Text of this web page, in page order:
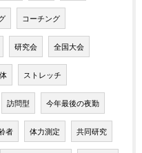
コーチング
研究会 全国大会
ストレッチ
訪問型 今年最後の夜勤
者 体力測定 共同研究